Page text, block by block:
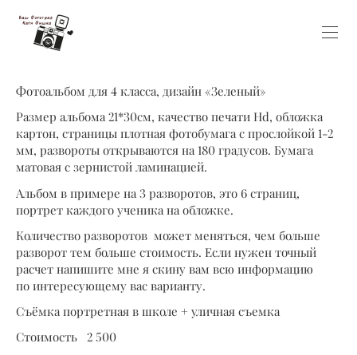
Фотоальбом для 4 класса, дизайн «Зеленый»
Размер альбома 21*30см, качество печати Hd, обложка
картон, страницы плотная фотобумага с прослойкой 1-2
мм, развороты открываются на 180 градусов. Бумага
матовая с зернистой ламинацией.
Альбом в примере на 3 разворотов, это 6 страниц,
портрет каждого ученика на обложке.
Количество разворотов может меняться, чем больше
разворот тем больше стоимость. Если нужен точный
расчет напишите мне я скину вам всю информацию
по интересующему вас варианту.
Съёмка портретная в школе + уличная съемка
Стоимость 2 500